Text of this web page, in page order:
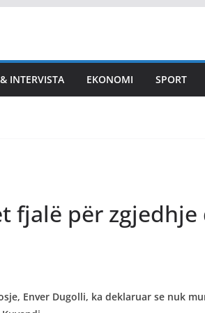
INTERVISTA EKONOMI SPORT
fjalë për
Enver Dugolli, ka deklaruar se nuk